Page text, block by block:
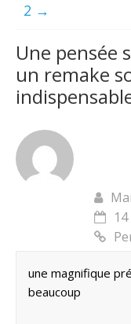
2 →
Une pensée
un remake
une magnifique
beaucoup